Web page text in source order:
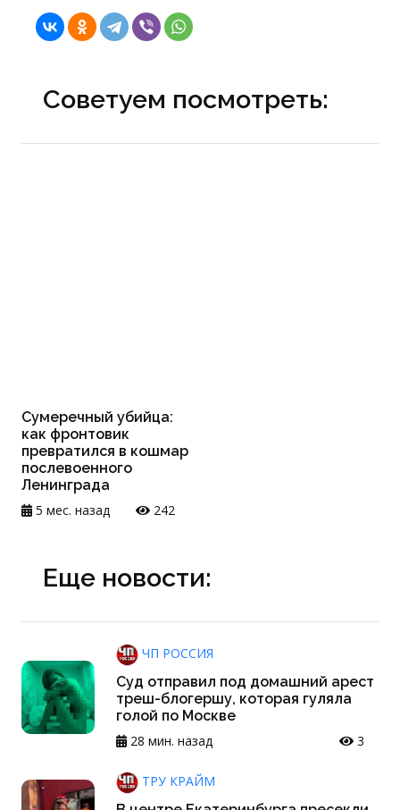
Советуем посмотреть:
Сумеречный убийца:
как фронтовик
превратился в кошмар
послевоенного
Ленинграда
5 мес. назад
242
Еще новости:
ЧП РОССИЯ
Суд отправил под домашний арест
треш-блогершу, которая гуляла
голой по Москве
28 мин. назад
3
ТРУ КРАЙМ